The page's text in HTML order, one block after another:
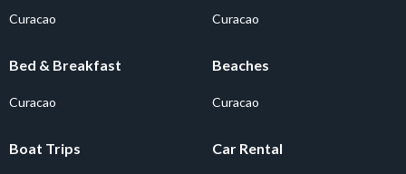
Curacao Curacao
Bed & Breakfast
Curacao
Beaches
Curacao
Boat Trips Car Rental